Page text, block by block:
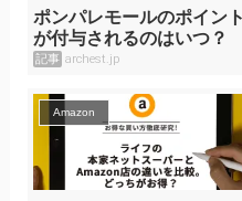
ポンパレモールのポイント
が付与されるのはいつ？
記事 archest.jp
Amazon